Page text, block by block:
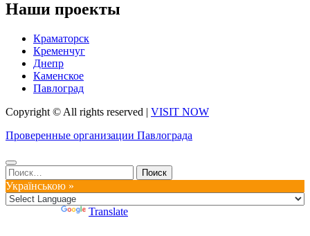
Наши проекты
Краматорск
Кременчуг
Днепр
Каменское
Павлоград
Copyright © All rights reserved | VISIT NOW
Проверенные организации Павлограда
Найти:
Українською »
Translate